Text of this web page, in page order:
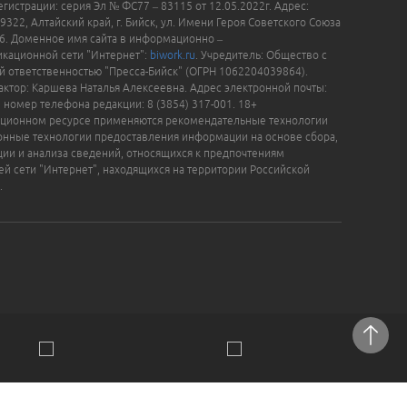
серия Эл № ФС77 – 83115 от 12.05.2022г. Адрес:
Алтайский край, г. Бийск, ул. Имени Героя Советского Союза
Доменное имя сайта в информационно –
сети "Интернет": biwork.ru . Учредитель: Общество с
ответственностью "Пресса-Бийск" (ОГРН 1062204039864).
Каршева Наталья Алексеевна. Адрес электронной почты:
, номер телефона редакции: 8 (3854) 317-001. 18+
ресурсе применяются рекомендательные технологии
технологии предоставления информации на основе сбора,
и анализа сведений, относящихся к предпочтениям
сети "Интернет", находящихся на территории Российской